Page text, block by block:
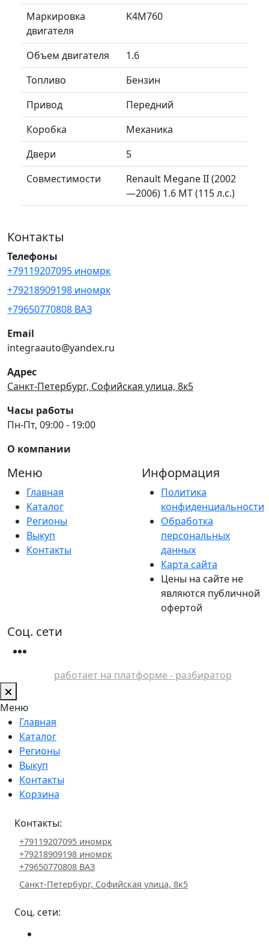
Маркировка
двигателя
K4M760
Объем двигателя
1.6
Топливо
Бензин
Привод
Передний
Коробка
Механика
Двери
5
Совместимости
Renault Megane II (2002
—2006) 1.6 MT (115 л.с.)
Контакты
Телефоны
+79119207095 иномрк
+79218909198 иномрк
+79650770808 ВАЗ
Email
integraauto@yandex.ru
Адрес
Санкт-Петербург, Софийская улица, 8к5
Часы работы
Пн-Пт, 09:00 - 19:00
О компании
Меню
Главная
Каталог
Регионы
Выкуп
Контакты
Информация
Политика
конфиденциальности
Обработка
персональных
данных
Карта сайта
Цены на сайте не
являются публичной
офертой
Соц. сети
работает на платформе - разбиратор
Меню
Главная
Каталог
Регионы
Выкуп
Контакты
Корзина
Контакты:
+79119207095 иномрк
+79218909198 иномрк
+79650770808 ВАЗ
Санкт-Петербург, Софийская улица, 8к5
Соц. сети: